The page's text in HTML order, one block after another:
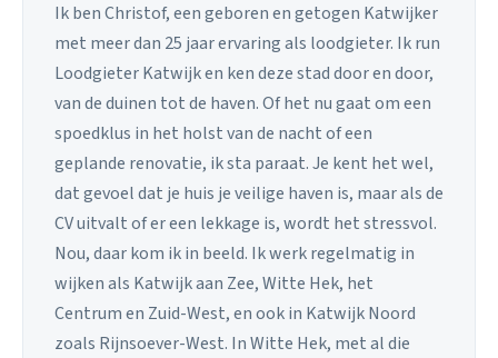
Ik ben Christof, een geboren en getogen Katwijker
met meer dan 25 jaar ervaring als loodgieter. Ik run
Loodgieter Katwijk en ken deze stad door en door,
van de duinen tot de haven. Of het nu gaat om een
spoedklus in het holst van de nacht of een
geplande renovatie, ik sta paraat. Je kent het wel,
dat gevoel dat je huis je veilige haven is, maar als de
CV uitvalt of er een lekkage is, wordt het stressvol.
Nou, daar kom ik in beeld. Ik werk regelmatig in
wijken als Katwijk aan Zee, Witte Hek, het
Centrum en Zuid-West, en ook in Katwijk Noord
zoals Rijnsoever-West. In Witte Hek, met al die